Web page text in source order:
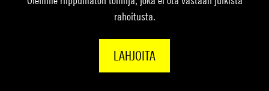
rahoitusta.
LAHJOITA